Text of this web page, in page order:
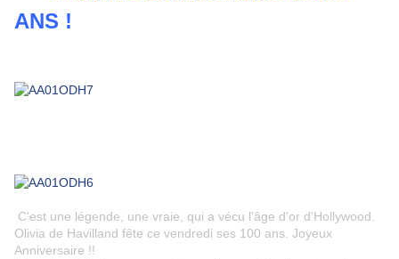
ANS !
C'est une légende, une vraie, qui a vécu l'âge d'or d'Hollywood.
Olivia de Havilland fête ce vendredi ses 100 ans. Joyeux
Anniversaire !!